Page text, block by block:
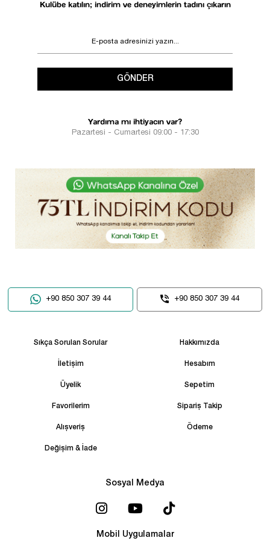
Kulübe katılın; indirim ve deneyimlerin tadını çıkarın
GÖNDER
Yardıma mı ihtiyacın var?
Pazartesi - Cumartesi 09:00 - 17:30
+90 850 307 39 44 +90 850 307 39 44
Sıkça Sorulan Sorular Hakkımızda
İletişim Hesabım
Üyelik Sepetim
Favorilerim Sipariş Takip
Alışveriş Ödeme
Değişim & İade
Sosyal Medya
Mobil Uygulamalar